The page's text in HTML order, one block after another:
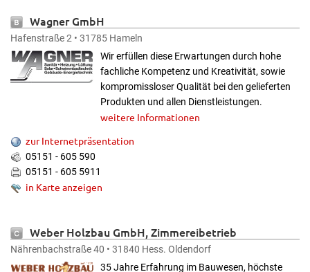
Wagner GmbH
Hafenstraße 2 • 31785 Hameln
Wir erfüllen diese Erwartungen durch hohe
fachliche Kompetenz und Kreativität, sowie
kompromissloser Qualität bei den gelieferten
Produkten und allen Dienstleistungen.
weitere Informationen
zur Internetpräsentation
05151 - 605 590
05151 - 605 5911
in Karte anzeigen
Weber Holzbau GmbH, Zimmereibetrieb
Nährenbachstraße 40 • 31840 Hess. Oldendorf
35 Jahre Erfahrung im Bauwesen, höchste